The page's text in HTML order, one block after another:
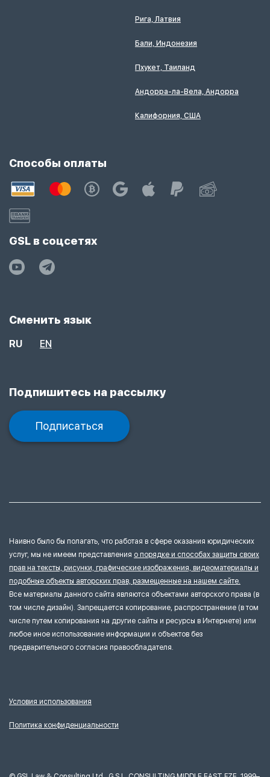
Рига, Латвия
Бали, Индонезия
Пхукет, Таиланд
Андорра-ла-Вела, Андорра
Калифорния, США
Способы оплаты
GSL в соцсетях
Сменить язык
RU EN
Подпишитесь на рассылку
Подписаться
Наивно было бы полагать, что работая в сфере оказания юридических
услуг, мы не имеем представления о порядке и способах защиты своих
прав на тексты, рисунки, графические изображения, видеоматериалы и
подобные объекты авторских прав, размещенные на нашем сайте.
Все материалы данного сайта являются объектами авторского права (в
том числе дизайн). Запрещается копирование, распространение (в том
числе путем копирования на другие сайты и ресурсы в Интернете) или
любое иное использование информации и объектов без
предварительного согласия правообладателя.
Условия использования
Политика конфиденциальности